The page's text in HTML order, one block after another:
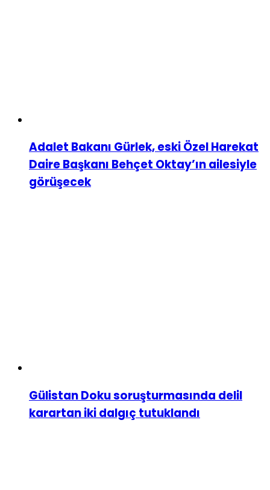
Adalet Bakanı Gürlek, eski Özel Harekat
Daire Başkanı Behçet Oktay’ın ailesiyle
görüşecek
Gülistan Doku soruşturmasında delil
karartan iki dalgıç tutuklandı